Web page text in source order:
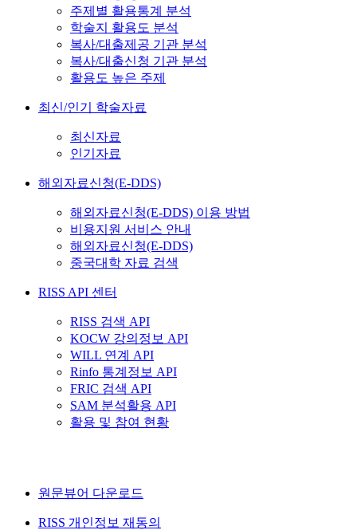
주제별 활용통계 분석
학술지 활용도 분석
복사/대출제공 기관 분석
복사/대출신청 기관 분석
활용도 높은 주제
최신/인기 학술자료
최신자료
인기자료
해외자료신청(E-DDS)
해외자료신청(E-DDS) 이용 방법
비용지원 서비스 안내
해외자료신청(E-DDS)
중국대학 자료 검색
RISS API 센터
RISS 검색 API
KOCW 강의정보 API
WILL 연계 API
Rinfo 통계정보 API
FRIC 검색 API
SAM 분석활용 API
활용 및 참여 현황
원문뷰어 다운로드
RISS 개인정보 재동의